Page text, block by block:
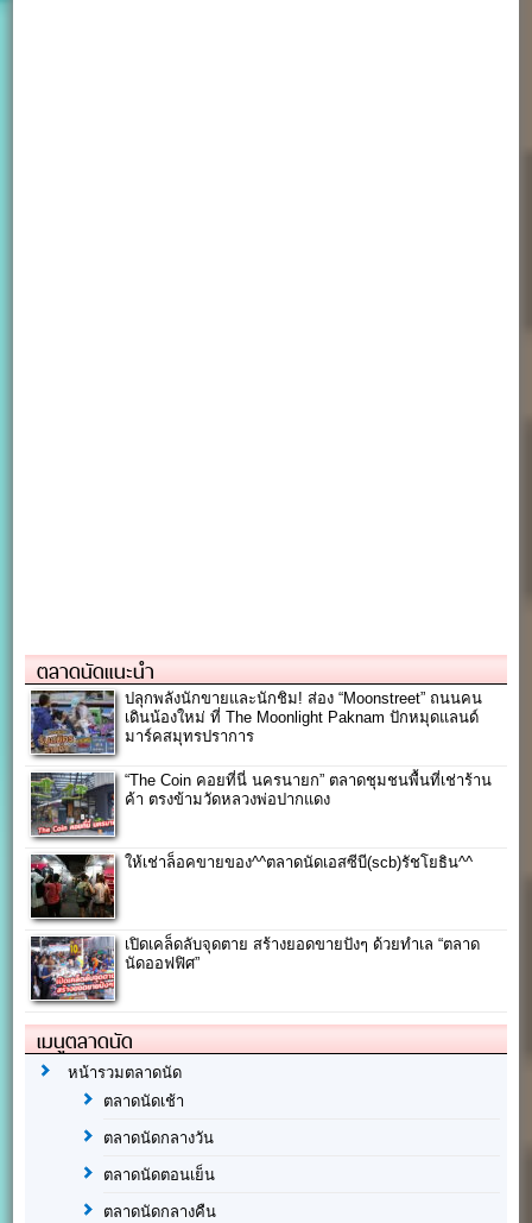
ตลาดนัดแนะนำ
ปลุกพลังนักขายและนักชิม! ส่อง “Moonstreet” ถนนคน
เดินน้องใหม่ ที่ The Moonlight Paknam ปักหมุดแลนด์
มาร์คสมุทรปราการ
“The Coin คอยที่นี่ นครนายก” ตลาดชุมชนพื้นที่เช่าร้าน
ค้า ตรงข้ามวัดหลวงพ่อปากแดง
ให้เช่าล็อคขายของ^^ตลาดนัดเอสซีบี(scb)รัชโยธิน^^
เปิดเคล็ดลับจุดตาย สร้างยอดขายปังๆ ด้วยทำเล “ตลาด
นัดออฟฟิศ”
เมนูตลาดนัด
หน้ารวมตลาดนัด
ตลาดนัดเช้า
ตลาดนัดกลางวัน
ตลาดนัดตอนเย็น
ตลาดนัดกลางคืน